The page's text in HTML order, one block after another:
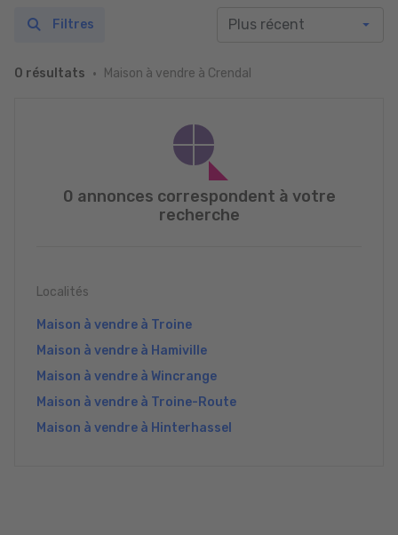
0 résultats Maison à vendre à Crendal
Filtres
0 annonces correspondent à votre
recherche
Localités
Maison à vendre à Troine
Maison à vendre à Hamiville
Maison à vendre à Wincrange
Maison à vendre à Troine-Route
Maison à vendre à Hinterhassel